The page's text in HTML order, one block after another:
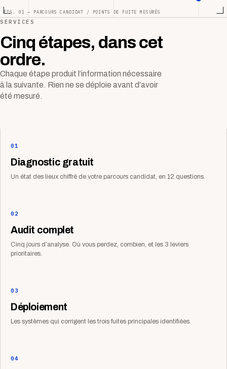
FIG. 01 — PARCOURS CANDIDAT / POINTS DE FUITE MESURÉS
SERVICES
Cinq étapes, dans cet
ordre.
Chaque étape produit l’information nécessaire
à la suivante. Rien ne se déploie avant d’avoir
été mesuré.
01
Diagnostic gratuit
Un état des lieux chiffré de votre parcours candidat, en 12 questions.
02
Audit complet
Cinq jours d’analyse. Où vous perdez, combien, et les 3 leviers
prioritaires.
03
Déploiement
Les systèmes qui corrigent les trois fuites principales identifiées.
04